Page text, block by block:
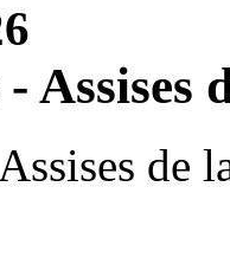
Assises
de